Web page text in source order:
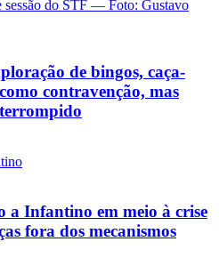
de bingos, caça-
contravenção, mas
a Infantino em meio à crise
fora dos mecanismos